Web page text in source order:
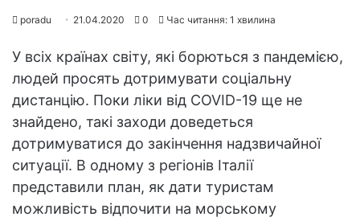
poradu 21.04.2020 0 Час читання: 1 хвилина
У всіх країнах світу, які борються з пандемією,
людей просять дотримувати соціальну
дистанцію. Поки ліки від COVID-19 ще не
знайдено, такі заходи доведеться
дотримуватися до закінчення надзвичайної
ситуації. В одному з регіонів Італії
представили план, як дати туристам
можливість відпочити на морському